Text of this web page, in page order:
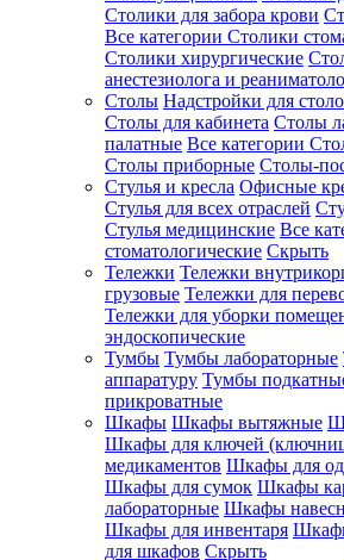
Столики для забора крови
Все категории Столики
Столики хирургические
анестезиолога и
Столы Надстройки для
Столы для кабинета Столы
палатные Все категории
Столы приборные Столы-
Стулья и кресла Офисные
Стулья для всех отраслей
Стулья медицинские Все
стоматологические Скрыть
Тележки Тележки
грузовые Тележки для
Тележки для уборки
эндоскопические
Тумбы Тумбы лабораторные
аппаратуру Тумбы
прикроватные
Шкафы Шкафы вытяжные
Шкафы для ключей
медикаментов Шкафы для
Шкафы для сумок Шкафы
лабораторные Шкафы
Шкафы для инвентаря
для шкафов Скрыть